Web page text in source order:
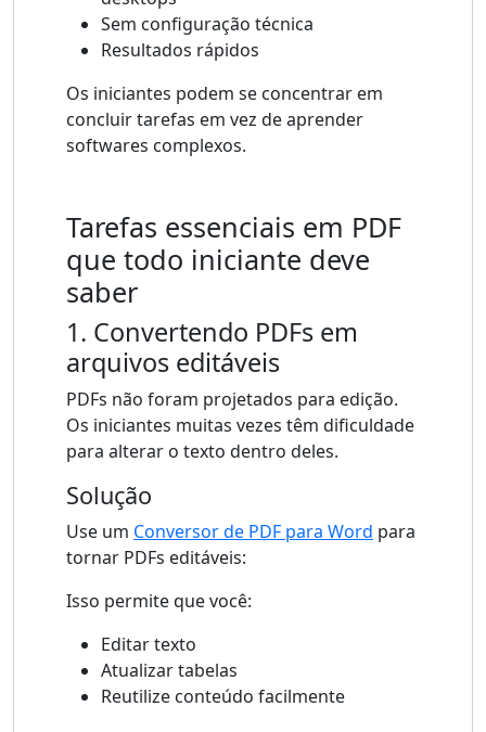
Sem configuração técnica
Resultados rápidos
Os iniciantes podem se concentrar em
concluir tarefas em vez de aprender
softwares complexos.
Tarefas essenciais em PDF
que todo iniciante deve
saber
1. Convertendo PDFs em
arquivos editáveis
PDFs não foram projetados para edição.
Os iniciantes muitas vezes têm dificuldade
para alterar o texto dentro deles.
Solução
Use um Conversor de PDF para Word para
tornar PDFs editáveis:
Isso permite que você:
Editar texto
Atualizar tabelas
Reutilize conteúdo facilmente